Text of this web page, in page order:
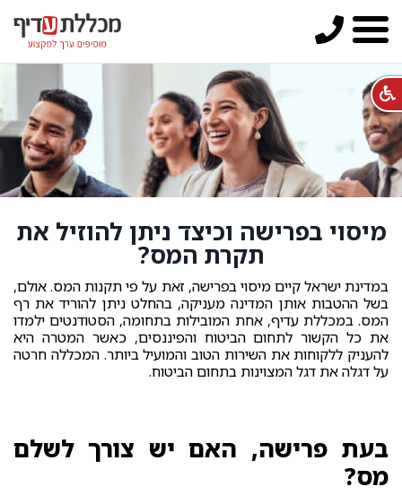
מיסוי בפרישה וכיצד ניתן להוזיל את
תקרת המס?
במדינת ישראל קיים מיסוי בפרישה, זאת על פי תקנות המס. אולם,
בשל ההטבות אותן המדינה מעניקה, בהחלט ניתן להוריד את רף
המס. במכללת עדיף, אחת המובילות בתחומה, הסטודנטים ילמדו
את כל הקשור לתחום הביטוח והפיננסים, כאשר המטרה היא
להעניק ללקוחות את השירות הטוב והמועיל ביותר. המכללה חרטה
על דגלה את דגל המצוינות בתחום הביטוח.
בעת פרישה, האם יש צורך לשלם
מס?